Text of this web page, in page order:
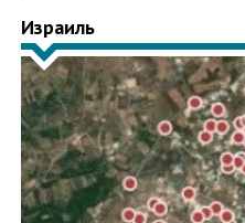
Израиль